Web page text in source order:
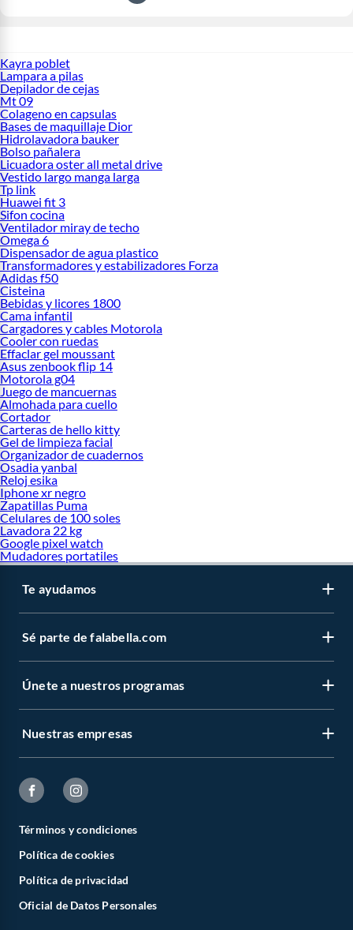
Kayra poblet
Lampara a pilas
Depilador de cejas
Mt 09
Colageno en capsulas
Bases de maquillaje Dior
Hidrolavadora bauker
Bolso pañalera
Licuadora oster all metal drive
Vestido largo manga larga
Tp link
Huawei fit 3
Sifon cocina
Ventilador miray de techo
Omega 6
Dispensador de agua plastico
Transformadores y estabilizadores Forza
Adidas f50
Cisteina
Bebidas y licores 1800
Cama infantil
Cargadores y cables Motorola
Cooler con ruedas
Effaclar gel moussant
Asus zenbook flip 14
Motorola g04
Juego de mancuernas
Almohada para cuello
Cortador
Carteras de hello kitty
Gel de limpieza facial
Organizador de cuadernos
Osadia yanbal
Reloj esika
Iphone xr negro
Zapatillas Puma
Celulares de 100 soles
Lavadora 22 kg
Google pixel watch
Mudadores portatiles
Te ayudamos
Sé parte de falabella.com
Únete a nuestros programas
Nuestras empresas
Términos y condiciones
Política de cookies
Política de privacidad
Oficial de Datos Personales